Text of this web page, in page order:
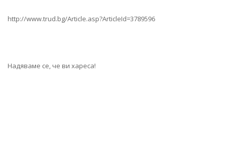
http://www.trud.bg/Article.asp?ArticleId=3789596
Надяваме се, че ви хареса!